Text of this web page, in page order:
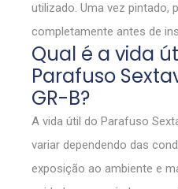
utilizado. Uma vez pintado,
completamente antes de
Qual é a vida
Parafuso
GR-B?
A vida útil do Parafuso
variar dependendo das
exposição ao ambiente e